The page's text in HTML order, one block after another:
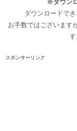
※ダウン
ダウンロードで
お手数ではございます
す
スポンサーリンク